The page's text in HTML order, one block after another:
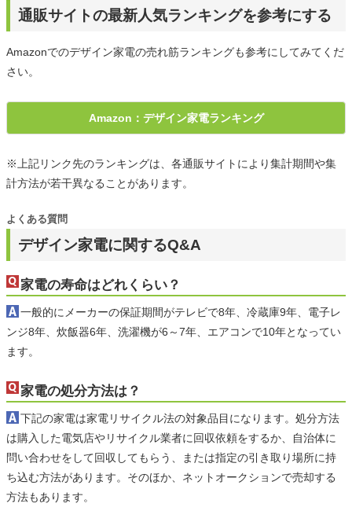
通販サイトの最新人気ランキングを参考にする
Amazonでのデザイン家電の売れ筋ランキングも参考にしてみてくだ
さい。
Amazon：デザイン家電ランキング
※上記リンク先のランキングは、各通販サイトにより集計期間や集
計方法が若干異なることがあります。
デザイン家電に関するQ&A
よくある質問
家電の寿命はどれくらい？
一般的にメーカーの保証期間がテレビで8年、冷蔵庫9年、電子レ
ンジ8年、炊飯器6年、洗濯機が6～7年、エアコンで10年となってい
ます。
家電の処分方法は？
下記の家電は家電リサイクル法の対象品目になります。処分方法
は購入した電気店やリサイクル業者に回収依頼をするか、自治体に
問い合わせをして回収してもらう、または指定の引き取り場所に持
ち込む方法があります。そのほか、ネットオークションで売却する
方法もあります。